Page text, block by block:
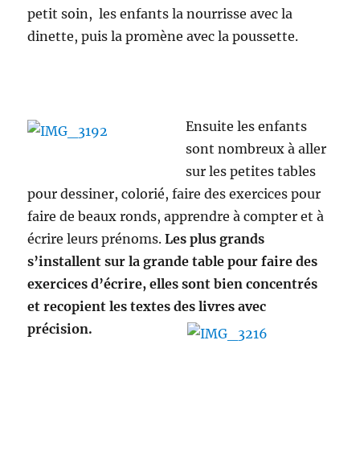
petit soin, les enfants la nourrisse avec la
dinette, puis la promène avec la poussette.
Ensuite les enfants
sont nombreux à aller
sur les petites tables
pour dessiner, colorié, faire des exercices pour
faire de beaux ronds, apprendre à compter et à
écrire leurs prénoms. Les plus grands
s’installent sur la grande table pour faire des
exercices d’écrire, elles sont bien concentrés
et recopient les textes des livres avec
précision.